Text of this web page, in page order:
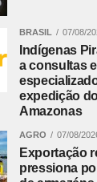
BRASIL 07/08/
Indígenas
a consultas
expedição
Amazonas
AGRO 07/08/
Exportação
pressiona